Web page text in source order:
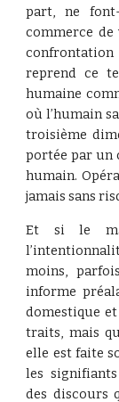
part, ne
commerce de
reprend ce
humaine
où l’humain
troisième
portée par un
humain.
jamais sans
Et si le
moins,
informe
domestique
traits, mais
elle est faite
les signifiants
des discours